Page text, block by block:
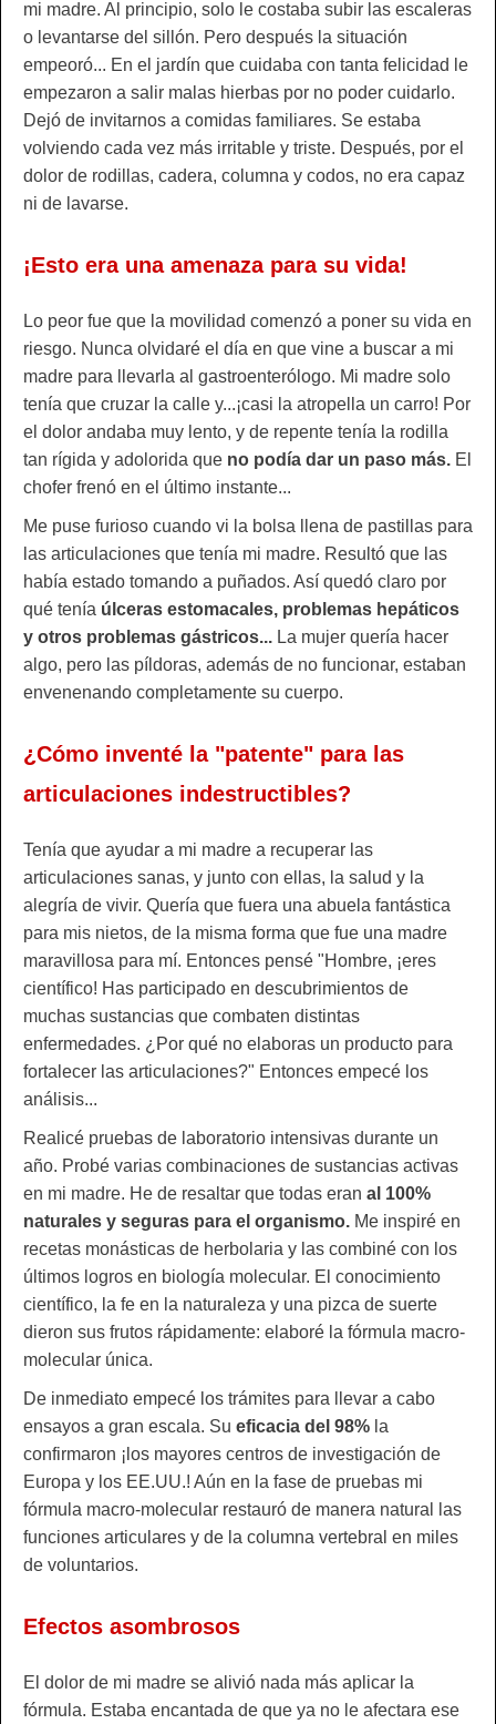
mi madre. Al principio, solo le costaba subir las escaleras
o levantarse del sillón. Pero después la situación
empeoró... En el jardín que cuidaba con tanta felicidad le
empezaron a salir malas hierbas por no poder cuidarlo.
Dejó de invitarnos a comidas familiares. Se estaba
volviendo cada vez más irritable y triste. Después, por el
dolor de rodillas, cadera, columna y codos, no era capaz
ni de lavarse.
¡Esto era una amenaza para su vida!
Lo peor fue que la movilidad comenzó a poner su vida en
riesgo. Nunca olvidaré el día en que vine a buscar a mi
madre para llevarla al gastroenterólogo. Mi madre solo
tenía que cruzar la calle y...¡casi la atropella un carro! Por
el dolor andaba muy lento, y de repente tenía la rodilla
tan rígida y adolorida que no podía dar un paso más. El
chofer frenó en el último instante...
Me puse furioso cuando vi la bolsa llena de pastillas para
las articulaciones que tenía mi madre. Resultó que las
había estado tomando a puñados. Así quedó claro por
qué tenía úlceras estomacales, problemas hepáticos
y otros problemas gástricos... La mujer quería hacer
algo, pero las píldoras, además de no funcionar, estaban
envenenando completamente su cuerpo.
¿Cómo inventé la "patente" para las
articulaciones indestructibles?
Tenía que ayudar a mi madre a recuperar las
articulaciones sanas, y junto con ellas, la salud y la
alegría de vivir. Quería que fuera una abuela fantástica
para mis nietos, de la misma forma que fue una madre
maravillosa para mí. Entonces pensé "Hombre, ¡eres
científico! Has participado en descubrimientos de
muchas sustancias que combaten distintas
enfermedades. ¿Por qué no elaboras un producto para
fortalecer las articulaciones?" Entonces empecé los
análisis...
Realicé pruebas de laboratorio intensivas durante un
año. Probé varias combinaciones de sustancias activas
en mi madre. He de resaltar que todas eran al 100%
naturales y seguras para el organismo. Me inspiré en
recetas monásticas de herbolaria y las combiné con los
últimos logros en biología molecular. El conocimiento
científico, la fe en la naturaleza y una pizca de suerte
dieron sus frutos rápidamente: elaboré la fórmula macro-
molecular única.
De inmediato empecé los trámites para llevar a cabo
ensayos a gran escala. Su eficacia del 98% la
confirmaron ¡los mayores centros de investigación de
Europa y los EE.UU.! Aún en la fase de pruebas mi
fórmula macro-molecular restauró de manera natural las
funciones articulares y de la columna vertebral en miles
de voluntarios.
Efectos asombrosos
El dolor de mi madre se alivió nada más aplicar la
fórmula. Estaba encantada de que ya no le afectara ese